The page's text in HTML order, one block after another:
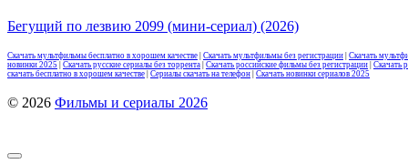
Бегущий по лезвию 2099 (мини-сериал) (2026)
Скачать мультфильмы бесплатно в хорошем качестве Скачать мультфильмы без регистрации Скачать
новинки 2025
Скачать русские сериалы без торрента Скачать российские фильмы без регистрации Скачать
скачать бесплатно в хорошем качестве Сериалы скачать на телефон Скачать новинки сериалов 2025
© 2026 Фильмы и сериалы 2026